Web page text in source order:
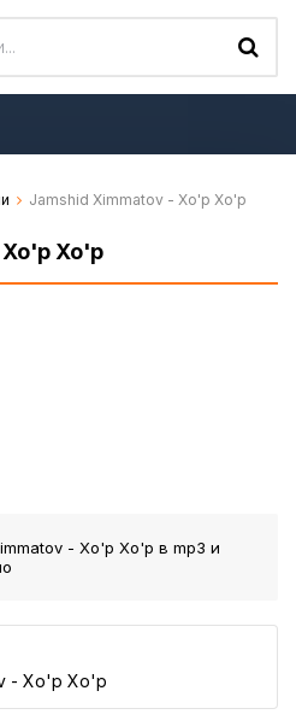
Jamshid Ximmatov - Xo'p Xo'p
Xo'p
- Xo'p Xo'p в mp3 и
- Xo'p Xo'p